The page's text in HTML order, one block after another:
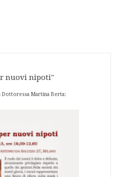
nuovi nipoti"
Dottoressa Martina Berta: